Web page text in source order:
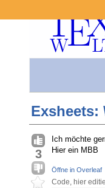
Exsheets:
3
Ich möchte
Hier ein MBB
Öffne in Overleaf
Code, hier